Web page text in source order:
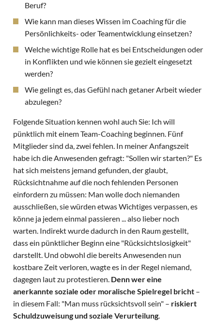
Beruf?
Wie kann man dieses Wissen im Coaching für die
Persönlichkeits- oder Teamentwicklung einsetzen?
Welche wichtige Rolle hat es bei Entscheidungen oder
in Konflikten und wie können sie gezielt eingesetzt
werden?
Wie gelingt es, das Gefühl nach getaner Arbeit wieder
abzulegen?
Folgende Situation kennen wohl auch Sie: Ich will
pünktlich mit einem Team-Coaching beginnen. Fünf
Mitglieder sind da, zwei fehlen. In meiner Anfangszeit
habe ich die Anwesenden gefragt: "Sollen wir starten?" Es
hat sich meistens jemand gefunden, der glaubt,
Rücksichtnahme auf die noch fehlenden Personen
einfordern zu müssen: Man wolle doch niemanden
ausschließen, sie würden etwas Wichtiges verpassen, es
könne ja jedem einmal passieren ... also lieber noch
warten. Indirekt wurde dadurch in den Raum gestellt,
dass ein pünktlicher Beginn eine "Rücksichtslosigkeit"
darstellt. Und obwohl die bereits Anwesenden nun
kostbare Zeit verloren, wagte es in der Regel niemand,
dagegen laut zu protestieren. Denn wer eine
anerkannte soziale oder moralische Spielregel bricht –
in diesem Fall: "Man muss rücksichtsvoll sein" – riskiert
Schuldzuweisung und soziale Verurteilung.